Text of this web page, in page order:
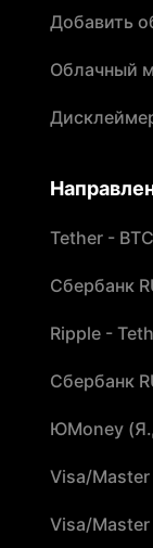
Добавить
Облачный
Tether - BTC
Сбербанк
Ripple -
Сбербанк
ЮMoney
Visa/Master
Visa/Master